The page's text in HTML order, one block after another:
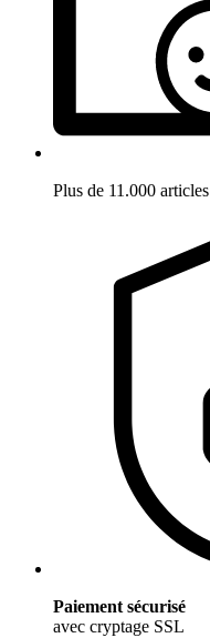
Plus de 11.000 articles
Paiement sécurisé
avec cryptage SSL